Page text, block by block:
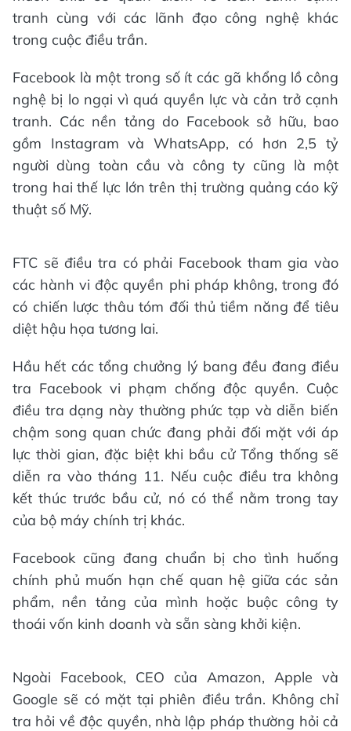
tranh cùng với các lãnh đạo công nghệ khác
trong cuộc điều trần.
Facebook là một trong số ít các gã khổng lồ công
nghệ bị lo ngại vì quá quyền lực và cản trở cạnh
tranh. Các nền tảng do Facebook sở hữu, bao
gồm Instagram và WhatsApp, có hơn 2,5 tỷ
người dùng toàn cầu và công ty cũng là một
trong hai thế lực lớn trên thị trường quảng cáo kỹ
thuật số Mỹ.
FTC sẽ điều tra có phải Facebook tham gia vào
các hành vi độc quyền phi pháp không, trong đó
có chiến lược thâu tóm đối thủ tiềm năng để tiêu
diệt hậu họa tương lai.
Hầu hết các tổng chưởng lý bang đều đang điều
tra Facebook vi phạm chống độc quyền. Cuộc
điều tra dạng này thường phức tạp và diễn biến
chậm song quan chức đang phải đối mặt với áp
lực thời gian, đặc biệt khi bầu cử Tổng thống sẽ
diễn ra vào tháng 11. Nếu cuộc điều tra không
kết thúc trước bầu cử, nó có thể nằm trong tay
của bộ máy chính trị khác.
Facebook cũng đang chuẩn bị cho tình huống
chính phủ muốn hạn chế quan hệ giữa các sản
phẩm, nền tảng của mình hoặc buộc công ty
thoái vốn kinh doanh và sẵn sàng khởi kiện.
Ngoài Facebook, CEO của Amazon, Apple và
Google sẽ có mặt tại phiên điều trần. Không chỉ
tra hỏi về độc quyền, nhà lập pháp thường hỏi cả